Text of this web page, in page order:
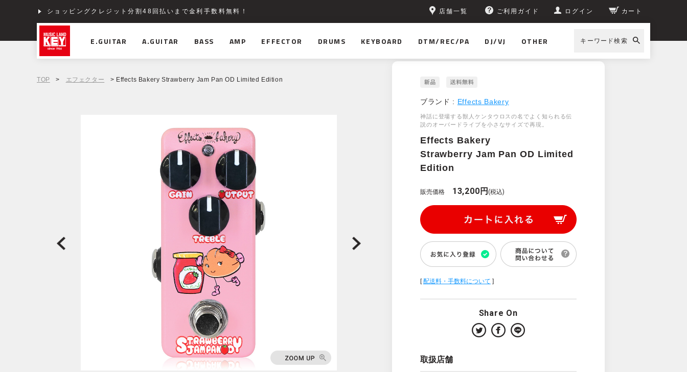
ショッピングクレジット分割48回払いまで金利手数料無料！ 店舗一覧 ご利用ガイド ログイン カート
E.GUITAR A.GUITAR BASS AMP EFFECTOR DRUMS KEYBOARD DTM/REC/PA DJ/VJ OTHER キーワード検索
TOP > エフェクター > Effects Bakery Strawberry Jam Pan OD Limited Edition
ブランド : Effects Bakery
神話に登場する獣人ケンタウロスの名でよく知られる伝
説のオーバードライブを小さなサイズで再現。
Effects Bakery
Strawberry Jam Pan OD Limited
Edition
販売価格 13,200円(税込)
[配送料・手数料について ]
Share On
取扱店舗